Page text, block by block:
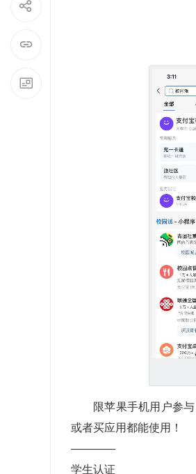
限苹果手机用户参
或者买应用都能使用！
————
学生认证